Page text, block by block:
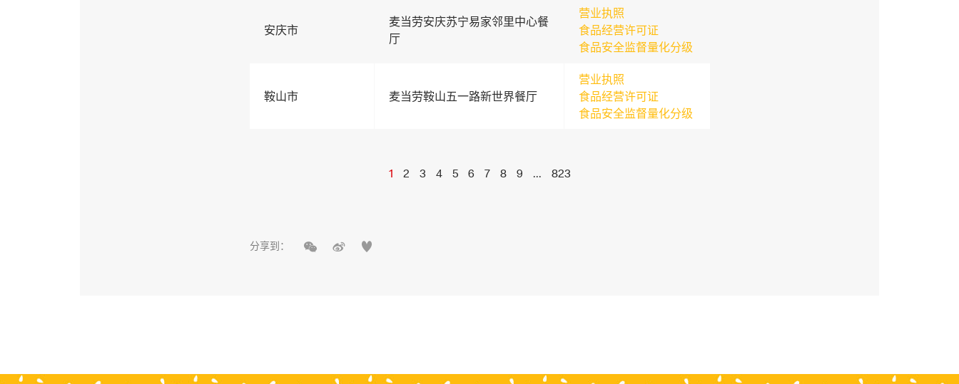
安庆市
麦当劳安庆苏宁易家邻里中心餐
厅
营业执照
食品经营许可证
食品安全监督量化分级
鞍山市 麦当劳鞍山五一路新世界餐厅
营业执照
食品经营许可证
食品安全监督量化分级
1 2 3 4 5 6 7 8 9 ... 823
分享到：   